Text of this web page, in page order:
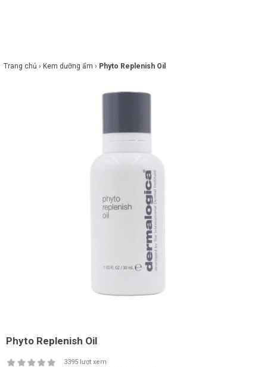
FEATURED BRAND
Trang chủ › Kem dưỡng ẩm › Phyto Replenish Oil
Phyto Replenish Oil
3395 lượt xem